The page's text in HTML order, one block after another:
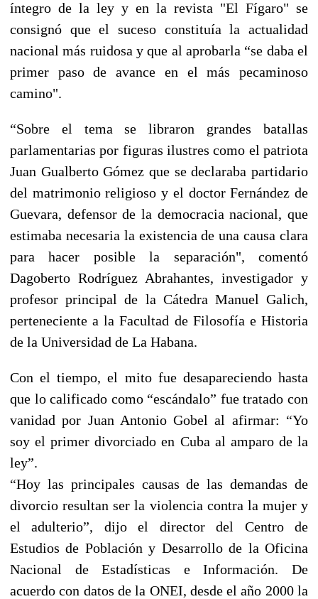
íntegro de la ley y en la revista "El Fígaro" se
consignó que el suceso constituía la actualidad
nacional más ruidosa y que al aprobarla “se daba el
primer paso de avance en el más pecaminoso
camino".
“Sobre el tema se libraron grandes batallas
parlamentarias por figuras ilustres como el patriota
Juan Gualberto Gómez que se declaraba partidario
del matrimonio religioso y el doctor Fernández de
Guevara, defensor de la democracia nacional, que
estimaba necesaria la existencia de una causa clara
para hacer posible la separación", comentó
Dagoberto Rodríguez Abrahantes, investigador y
profesor principal de la Cátedra Manuel Galich,
perteneciente a la Facultad de Filosofía e Historia
de la Universidad de La Habana.
Con el tiempo, el mito fue desapareciendo hasta
que lo calificado como “escándalo” fue tratado con
vanidad por Juan Antonio Gobel al afirmar: “Yo
soy el primer divorciado en Cuba al amparo de la
ley”.
“Hoy las principales causas de las demandas de
divorcio resultan ser la violencia contra la mujer y
el adulterio”, dijo el director del Centro de
Estudios de Población y Desarrollo de la Oficina
Nacional de Estadísticas e Información. De
acuerdo con datos de la ONEI, desde el año 2000 la